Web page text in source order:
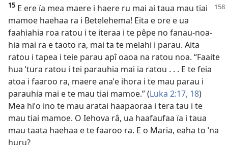
15 E ere ïa mea maere i haere ru mai ai taua mau tiai
mamoe haehaa ra i Betelehema! Eita e ore e ua
faahiahia roa ratou i te iteraa i te pêpe no fanau-noa-
hia mai ra e taoto ra, mai ta te melahi i parau. Aita
ratou i tapea i teie parau apî oaoa na ratou noa. “Faaite
hua ˈtura ratou i tei parauhia mai ia ratou . . . E te feia
atoa i faaroo ra, maere anaˈe ihora i te mau parau i
parauhia mai e te mau tiai mamoe.” (Luka 2:17, 18)
Mea hiˈo ino te mau aratai haapaoraa i tera tau i te
mau tiai mamoe. O Iehova râ, ua haafaufaa ïa i taua
mau taata haehaa e te faaroo ra. E o Maria, eaha to ˈna
huru?